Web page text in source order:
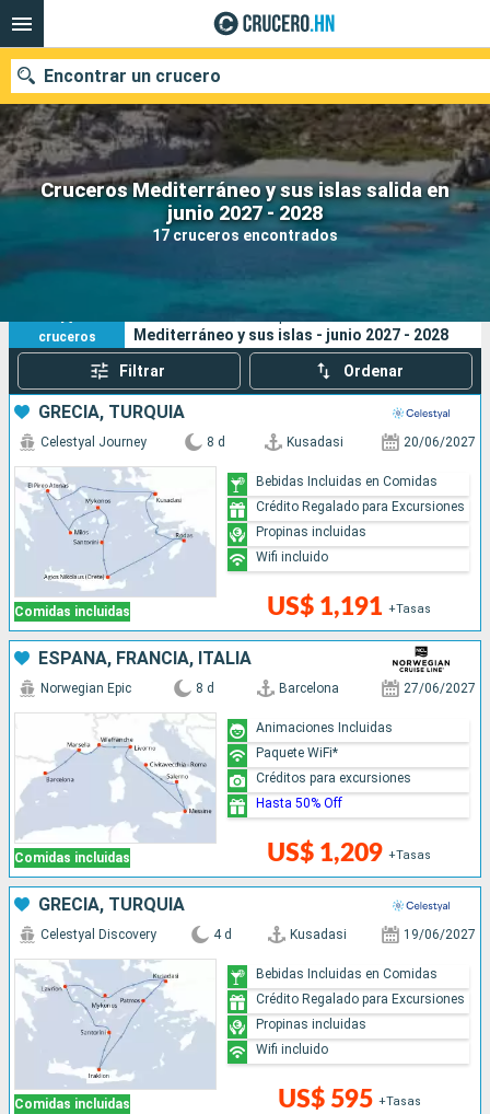
Cruceros Mediterráneo y sus islas salida en
junio 2027 - 2028
17 cruceros encontrados
Encontrar un crucero
Nuestros destinos
Fecha de salida
Compañías
Buscar
17
cruceros
Sus criterios de búsqueda:
Mediterráneo y sus islas - junio 2027 - 2028
Filtrar Ordenar
GRECIA, TURQUÍA
Comidas incluidas
Celestyal Journey 8 d Kusadasi 20/06/2027
US$ 1,191 +Tasas
Bebidas Incluidas en Comidas
Crédito Regalado para Excursiones
Propinas incluidas
Wifi incluido
ESPAÑA, FRANCIA, ITALIA
Comidas incluidas
Norwegian Epic 8 d Barcelona 27/06/2027
US$ 1,209 +Tasas
Animaciones Incluidas
Paquete WiFi*
Créditos para excursiones
Hasta 50% Off
GRECIA, TURQUÍA
Comidas incluidas
Celestyal Discovery 4 d Kusadasi 19/06/2027
US$ 595 +Tasas
Bebidas Incluidas en Comidas
Crédito Regalado para Excursiones
Propinas incluidas
Wifi incluido